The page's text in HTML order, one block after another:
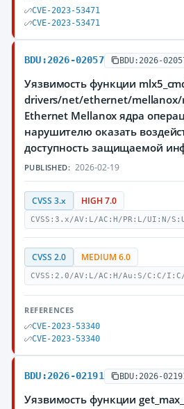
CVE-2023-53471
CVE-2023-53471
BDU:2026-02057 BDU:2026-
Уязвимость функции
drivers/net/ethernet/mellanox/
Ethernet Mellanox ядра
нарушителю оказать
доступность защищаемой
PUBLISHED: 2026-02-19
CVSS 3.x HIGH 7.0
CVSS:3.x/AV:L/AC:H/PR:L/UI:N/
CVSS 2.0 MEDIUM 6.0
CVSS:2.0/AV:L/AC:H/Au:S/C:C/
REFERENCES
CVE-2023-53340
CVE-2023-53340
BDU:2026-02191 BDU:2026-
Уязвимость функции